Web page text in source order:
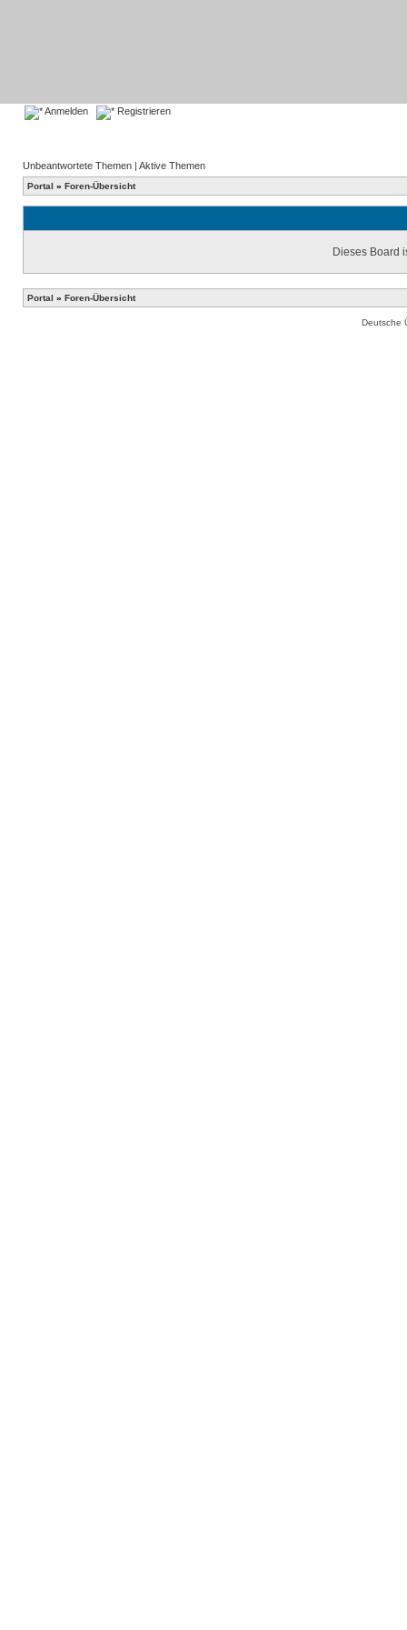
Anmelden Registrieren
Unbeantwortete Themen | Aktive Themen
Portal » Foren-Übersicht
Dieses Board
Portal » Foren-Übersicht
Deutsche